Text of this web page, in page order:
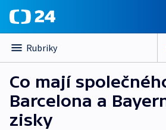
Rubriky
Co mají
Barcelona a
zisky